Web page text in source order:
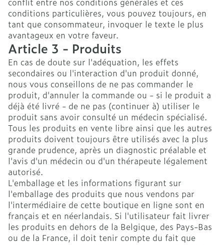
conditions particulières, vous pouvez toujours, en
tant que consommateur, invoquer le texte le plus
avantageux en votre faveur.
Article 3 - Produits
En cas de doute sur l'adéquation, les effets
secondaires ou l'interaction d'un produit donné,
nous vous conseillons de ne pas commander le
produit, d'annuler la commande ou - si le produit a
déjà été livré - de ne pas (continuer à) utiliser le
produit sans avoir consulté un médecin spécialisé.
Tous les produits en vente libre ainsi que les autres
produits doivent toujours être utilisés avec la plus
grande prudence, après un diagnostic préalable et
l'avis d'un médecin ou d'un thérapeute légalement
autorisé.
L'emballage et les informations figurant sur
l'emballage des produits que nous vendons par
l'intermédiaire de cette boutique en ligne sont en
français et en néerlandais. Si l'utilisateur fait livrer
les produits en dehors de la Belgique, des Pays-Bas
ou de la France, il doit tenir compte du fait que